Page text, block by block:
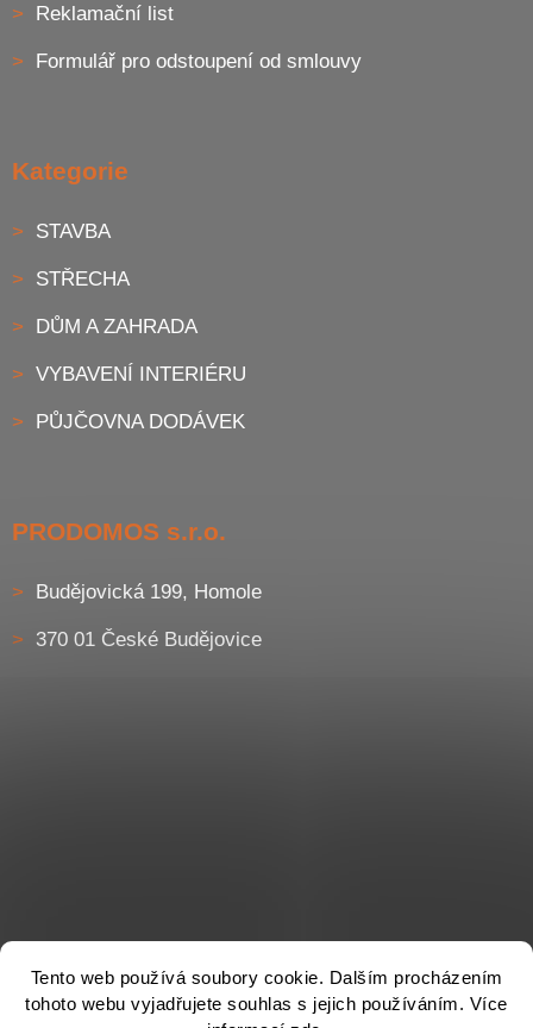
Tento web používá soubory cookie. Dalším procházením
tohoto webu vyjadřujete souhlas s jejich používáním. Více
Reklamační list
Formulář pro odstoupení od smlouvy
Kategorie
STAVBA
STŘECHA
DŮM A ZAHRADA
VYBAVENÍ INTERIÉRU
PŮJČOVNA DODÁVEK
PRODOMOS s.r.o.
Budějovická 199, Homole
370 01 České Budějovice